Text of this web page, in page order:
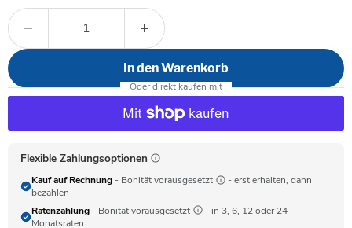
In den Warenkorb
Flexible Zahlungsoptionen
Kauf auf Rechnung - Bonität vorausgesetzt
- erst erhalten, dann
bezahlen
Ratenzahlung - Bonität vorausgesetzt
- in 3, 6, 12 oder 24
Monatsraten